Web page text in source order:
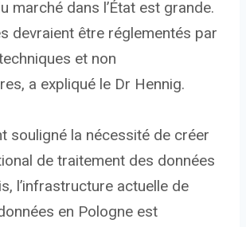
marché dans l’État est grande.
devraient être réglementés par
et non
a expliqué le Dr Hennig.
souligné la nécessité de créer
de traitement des données
l’infrastructure actuelle de
en Pologne est